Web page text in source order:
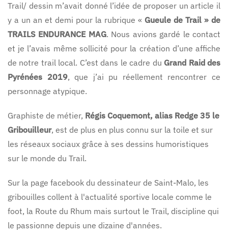
Trail/ dessin m’avait donné l’idée de proposer un article il
y a un an et demi pour la rubrique « Gueule de Trail » de
TRAILS ENDURANCE MAG. Nous avions gardé le contact
et je l’avais même sollicité pour la création d’une affiche
de notre trail local. C’est dans le cadre du Grand Raid des
Pyrénées 2019, que j’ai pu réellement rencontrer ce
personnage atypique.
Graphiste de métier, Régis Coquemont, alias Redge 35 le
Gribouilleur, est de plus en plus connu sur la toile et sur
les réseaux sociaux grâce à ses dessins humoristiques
sur le monde du Trail.
Sur la page facebook du dessinateur de Saint-Malo, les
gribouilles collent à l'actualité sportive locale comme le
foot, la Route du Rhum mais surtout le Trail, discipline qui
le passionne depuis une dizaine d'années.